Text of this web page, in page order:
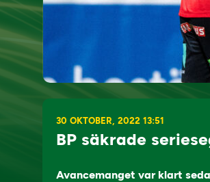
30 OKTOBER, 2022 13:51
BP säkrade
Avancemanget var klart